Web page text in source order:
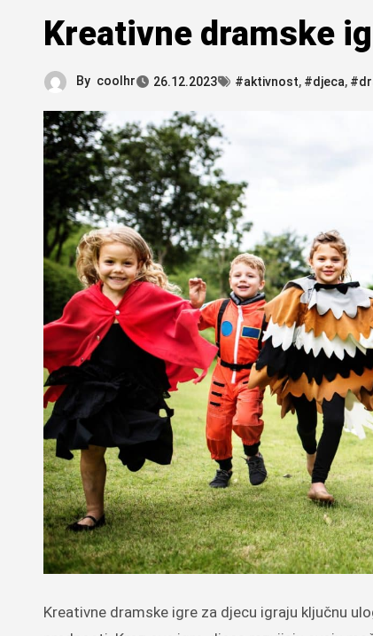
Kreativne dramske
By coolhr 26.12.2023 #aktivnost, #djeca,
Kreativne dramske igre za djecu igraju ključnu ulogu u njihovu razvoju, nudeći ne samo zabavu, već i brojne edukativne